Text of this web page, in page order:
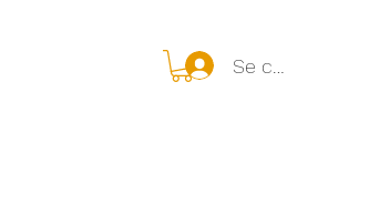
Se connecter